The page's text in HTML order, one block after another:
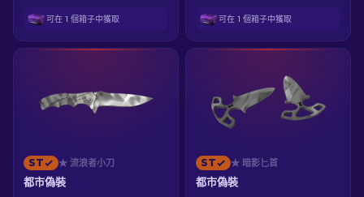
可在 1 個箱子中獲取 可在 1 個箱子中獲取
ST ★ 流浪者小刀
都市偽裝
ST ★ 暗影匕首
都市偽裝